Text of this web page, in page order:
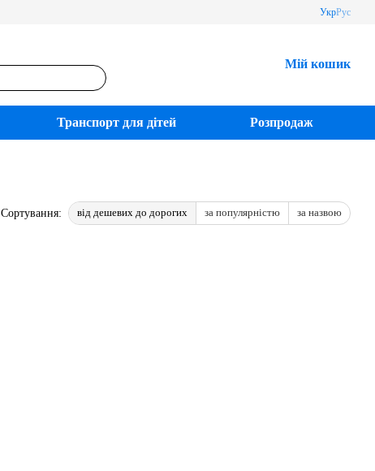
УкрРус
Мій кошик
Транспорт для дітей Розпродаж
Сортування: від дешевих до дорогих за популярністю за назвою